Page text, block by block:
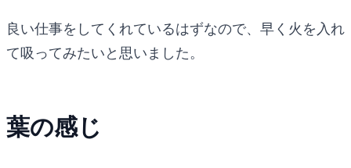
良い仕事をしてくれているはずなので、早く火を入れ
て吸ってみたいと思いました。
葉の感じ